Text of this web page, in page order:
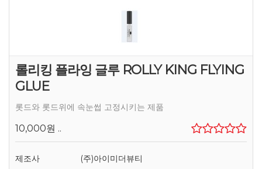
롤리킹 플라잉 글루 ROLLY KING FLYING
GLUE
롯드와 롯드위에 속눈썹 고정시키는 제품
10,000원 ..
제조사
(주)아이미더뷰티